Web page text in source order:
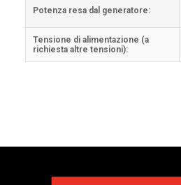
Potenza resa dal generatore:
Tensione di alimentazione (a
richiesta altre tensioni):